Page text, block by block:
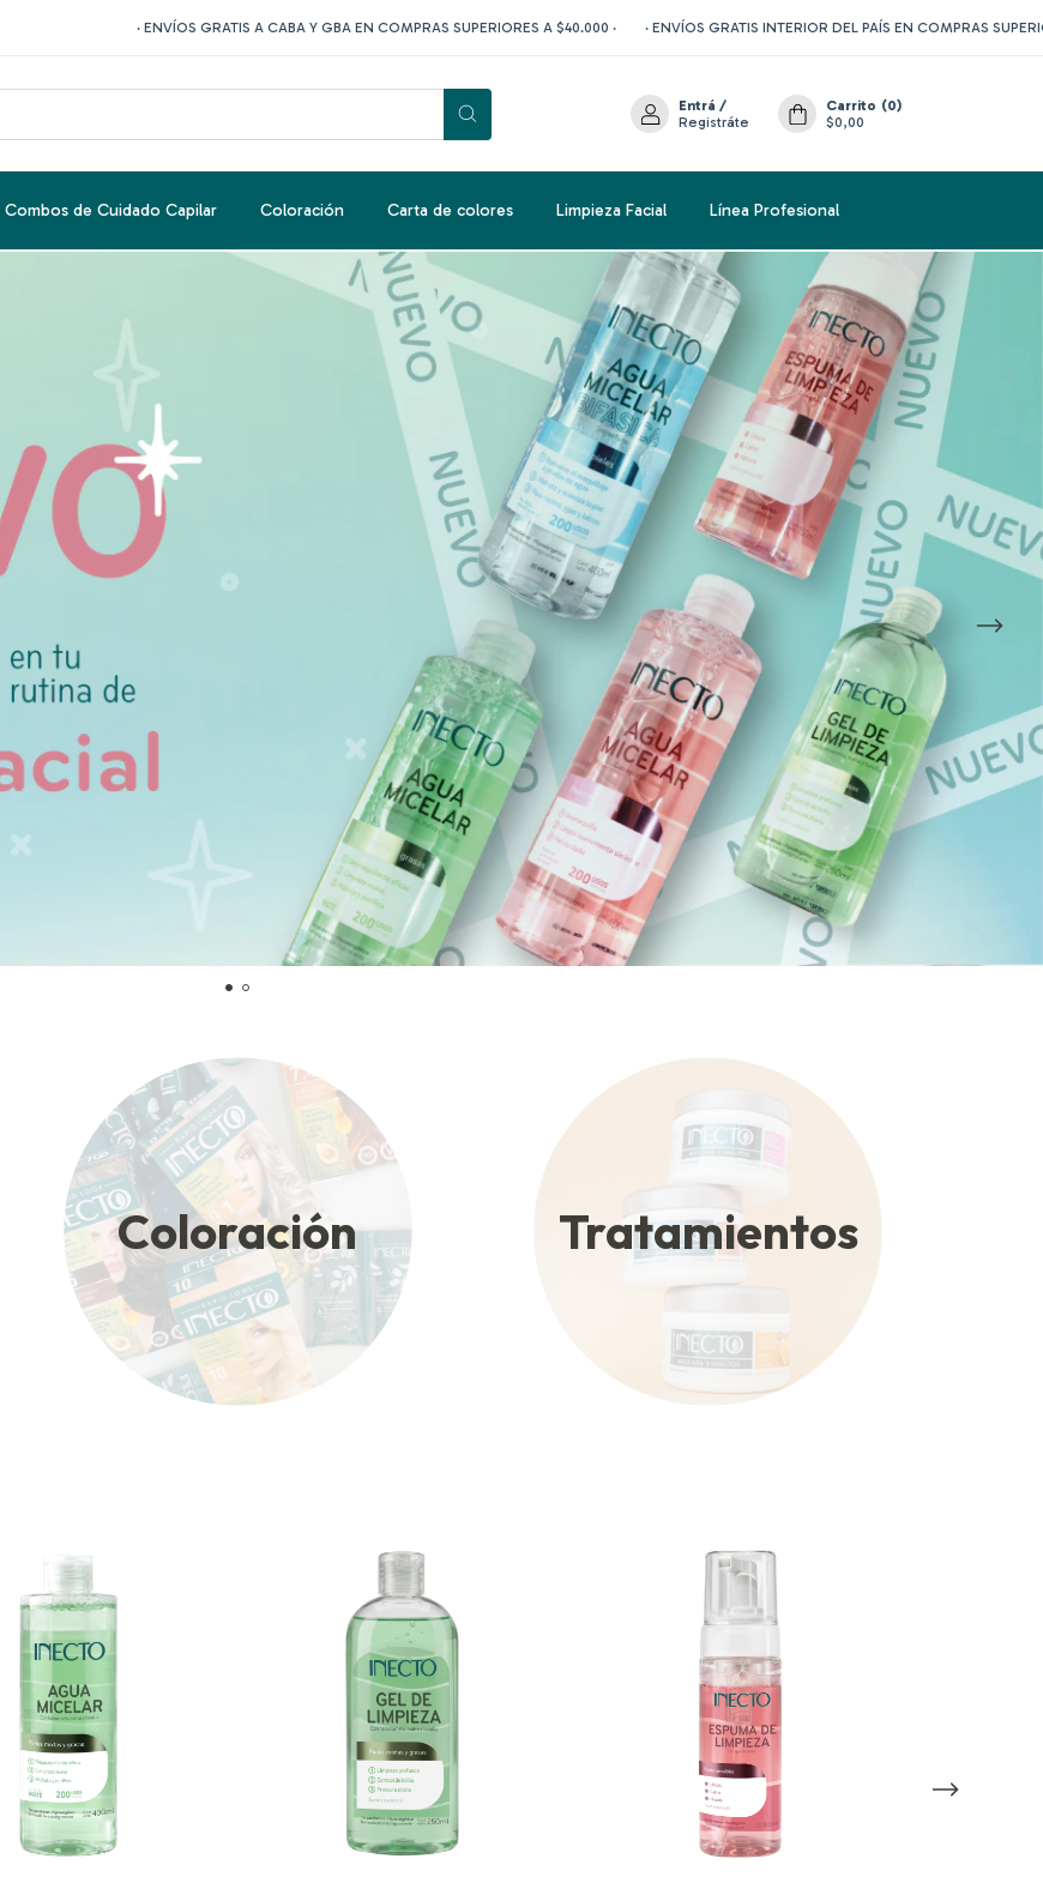
· ENVÍOS GRATIS A CABA Y GBA EN COMPRAS SUPERIORES A $40.000 · · ENVÍOS GRATIS INTERIOR DEL PAÍS EN COMPRAS SUPERIORES A
Entrá /
Registráte
Carrito (0)
$0,00
Combos de Cuidado Capilar Coloración Carta de colores Limpieza Facial Línea Profesional
Coloración Tratamientos